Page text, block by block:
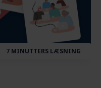
7 MINUTTERS LÆSNING